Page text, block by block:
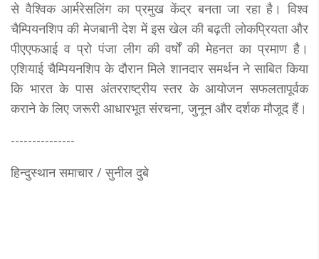
से वैश्विक आर्मरेसलिंग का प्रमुख केंद्र बनता जा रहा है। विश्व
चैम्पियनशिप की मेजबानी देश में इस खेल की बढ़ती लोकप्रियता और
पीएएफआई व प्रो पंजा लीग की वर्षों की मेहनत का प्रमाण है।
एशियाई चैम्पियनशिप के दौरान मिले शानदार समर्थन ने साबित किया
कि भारत के पास अंतरराष्ट्रीय स्तर के आयोजन सफलतापूर्वक
कराने के लिए जरूरी आधारभूत संरचना, जुनून और दर्शक मौजूद हैं।
---------------
हिन्दुस्थान समाचार / सुनील दुबे